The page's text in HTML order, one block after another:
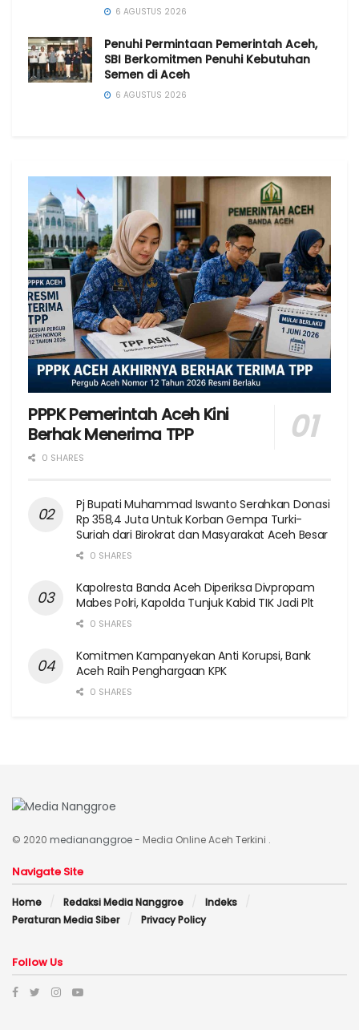
6 AGUSTUS 2026
Penuhi Permintaan Pemerintah Aceh,
SBI Berkomitmen Penuhi Kebutuhan
Semen di Aceh
6 AGUSTUS 2026
PPPK Pemerintah Aceh Kini
Berhak Menerima TPP
0 SHARES
Pj Bupati Muhammad Iswanto Serahkan Donasi
Rp 358,4 Juta Untuk Korban Gempa Turki-
Suriah dari Birokrat dan Masyarakat Aceh Besar
0 SHARES
Kapolresta Banda Aceh Diperiksa Divpropam
Mabes Polri, Kapolda Tunjuk Kabid TIK Jadi Plt
0 SHARES
Komitmen Kampanyekan Anti Korupsi, Bank
Aceh Raih Penghargaan KPK
0 SHARES
© 2020 mediananggroe- Media Online Aceh Terkini .
Navigate Site
Home Redaksi Media Nanggroe
Indeks
Peraturan Media Siber
Privacy Policy
Follow Us